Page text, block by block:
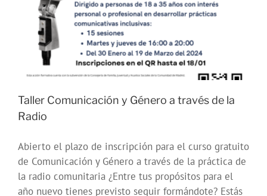
Taller Comunicación y Género a través de la
Radio
Abierto el plazo de inscripción para el curso gratuito
de Comunicación y Género a través de la práctica de
la radio comunitaria ¿Entre tus propósitos para el
año nuevo tienes previsto seguir formándote? Estás